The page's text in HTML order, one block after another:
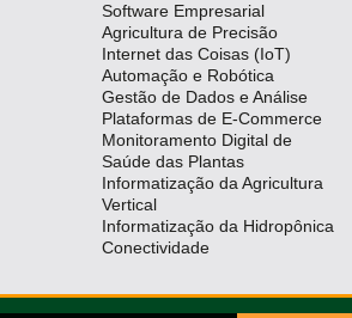
Software Empresarial
Agricultura de Precisão
Internet das Coisas (IoT)
Automação e Robótica
Gestão de Dados e Análise
Plataformas de E-Commerce
Monitoramento Digital de
Saúde das Plantas
Informatização da Agricultura
Vertical
Informatização da Hidropônica
Conectividade